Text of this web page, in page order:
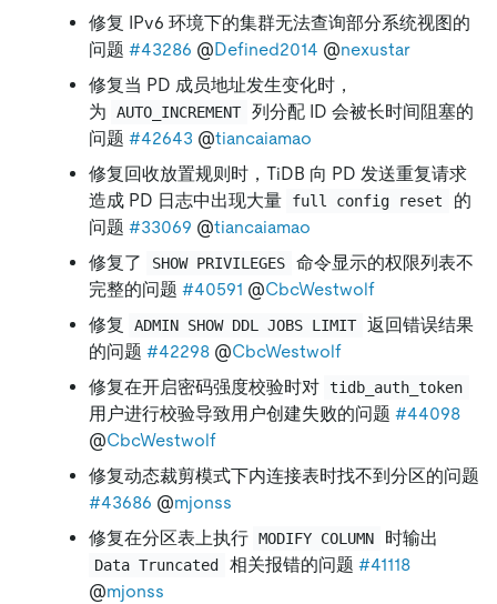
修复 IPv6 环境下的集群无法查询部分系统视图的
问题 #43286 @Defined2014 @nexustar
修复当 PD 成员地址发生变化时，
为
AUTO_INCREMENT 列分配 ID 会被长时间阻塞的
问题 #42643 @tiancaiamao
修复回收放置规则时，TiDB 向 PD 发送重复请求
造成 PD 日志中出现大量
full config reset
的
问题 #33069 @tiancaiamao
修复了
SHOW PRIVILEGES
命令显示的权限列表不
完整的问题 #40591 @CbcWestwolf
修复
ADMIN SHOW DDL JOBS LIMIT 返回错误结果
的问题 #42298 @CbcWestwolf
修复在开启密码强度校验时对 tidb_auth_token
用户进行校验导致用户创建失败的问题 #44098
@CbcWestwolf
修复动态裁剪模式下内连接表时找不到分区的问题
#43686 @mjonss
修复在分区表上执行 MODIFY COLUMN 时输出
Data Truncated 相关报错的问题 #41118
@mjonss